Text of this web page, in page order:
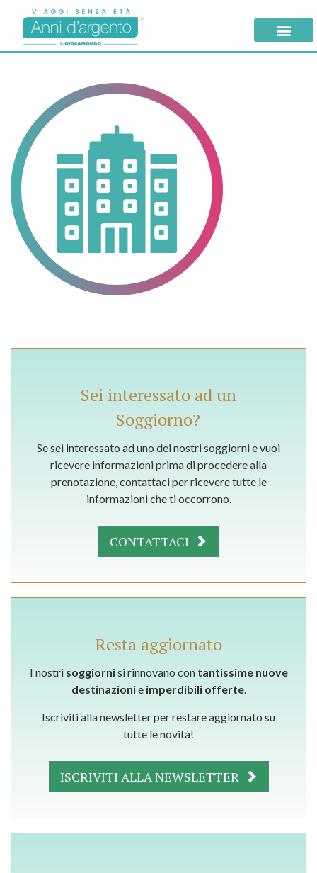
Sei interessato ad un
Soggiorno?
Se sei interessato ad uno dei nostri soggiorni e vuoi
ricevere informazioni prima di procedere alla
prenotazione, contattaci per ricevere tutte le
informazioni che ti occorrono.
CONTATTACI
Resta aggiornato
I nostri soggiornisi rinnovano con tantissime nuove
destinazionie imperdibili offerte.
Iscriviti alla newsletter per restare aggiornato su
tutte le novità!
ISCRIVITI ALLA NEWSLETTER